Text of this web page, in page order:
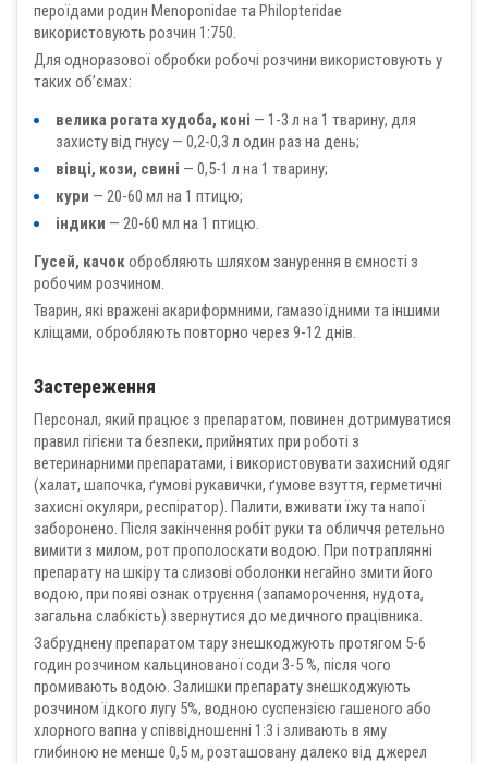
пероїдами родин Menoponidae та Philopteridae
використовують розчин 1:750.
Для одноразової обробки робочі розчини використовують у
таких об’ємах:
велика рогата худоба, коні — 1-3 л на 1 тварину, для
захисту від гнусу — 0,2-0,3 л один раз на день;
вівці, кози, свині — 0,5-1 л на 1 тварину;
кури — 20-60 мл на 1 птицю;
індики — 20-60 мл на 1 птицю.
Гусей, качокобробляють шляхом занурення в ємності з
робочим розчином.
Тварин, які вражені акариформними, гамазоїдними та іншими
кліщами, обробляють повторно через 9-12 днів.
Застереження
Персонал, який працює з препаратом, повинен дотримуватися
правил гігієни та безпеки, прийнятих при роботі з
ветеринарними препаратами, і використовувати захисний одяг
(халат, шапочка, ґумові рукавички, ґумове взуття, герметичні
захисні окуляри, респіратор). Палити, вживати їжу та напої
заборонено. Після закінчення робіт руки та обличчя ретельно
вимити з милом, рот прополоскати водою. При потраплянні
препарату на шкіру та слизові оболонки негайно змити його
водою, при появі ознак отруєння (запаморочення, нудота,
загальна слабкість) звернутися до медичного працівника.
Забруднену препаратом тару знешкоджують протягом 5-6
годин розчином кальцинованої соди 3-5 %, після чого
промивають водою. Залишки препарату знешкоджують
розчином їдкого лугу 5%, водною суспензією гашеного або
хлорного вапна у співвідношенні 1:3 і зливають в яму
глибиною не менше 0,5 м, розташовану далеко від джерел